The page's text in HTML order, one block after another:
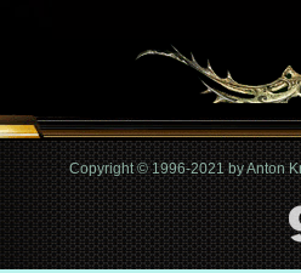
Copyright © 1996-2021 by Anton